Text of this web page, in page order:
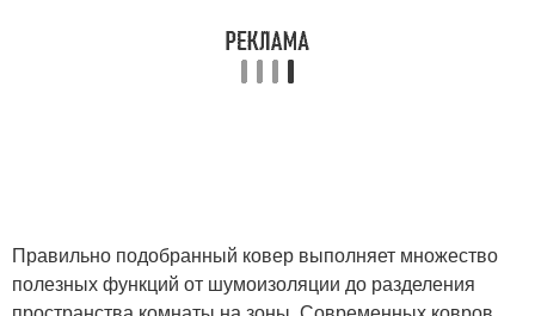
Правильно подобранный ковер выполняет множество
полезных функций от шумоизоляции до разделения